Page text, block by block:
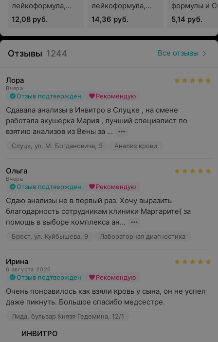
гормональные исследования;
исследования гематологического направления;
гормональные исследования;
исследования иммунологического направления;
цитологические исследования;
COVID-19;
диагностика патологий печени без биопсии;
дисбиотические состояния кишечника и
урогенитального тракта;
диагностика инфекционных заболеваний;
исследования цитогенетического направления;
генетические предрасположенности;
ДНК-диагностика;
наследственные заболевания обмена веществ;
генетические исследования.
«ИНВИТРО» признана медицинской лабораторией №1
по результатам премии «Номер один», 2023 г.
В лаборатории «ИНВИТРО» регулярно действуют
программа лояльности «Здоровый кэшбэк». Программа
лейкоформула,
СОЭ
12,08 руб.
лейкоформула,
СОЭ (с
обязательной
«ручной»
14,36 руб.
формулы и
5,14 руб.
Отзывы 1244 Все отзывы
Лора
Вчера
Отзыв подтвержден Рекомендую
Сдавала анализы в Инвитро в Слуцке , на смене
работала акушерка Мария , лучший специалист по
взятию анализов из Вены за ...
Слуцк, ул. М. Богдановича, 3 Анализ крови
Ольга
Вчера
Отзыв подтвержден Рекомендую
Сдаю анализы не в первый раз. Хочу выразить
благодарность сотрудникам клиники Маргарите( за
помощь в выборе комплекса ан...
Брест, ул. Куйбышева, 9 Лабораторная диагностика
Ирина
6 августа 2026
Отзыв подтвержден Рекомендую
Очень понравилось как взяли кровь у сына, он не успел
даже пикнуть. Большое спасибо медсестре.
Лида, бульвар Князя Гедемина, 12/1
ИНВИТРО